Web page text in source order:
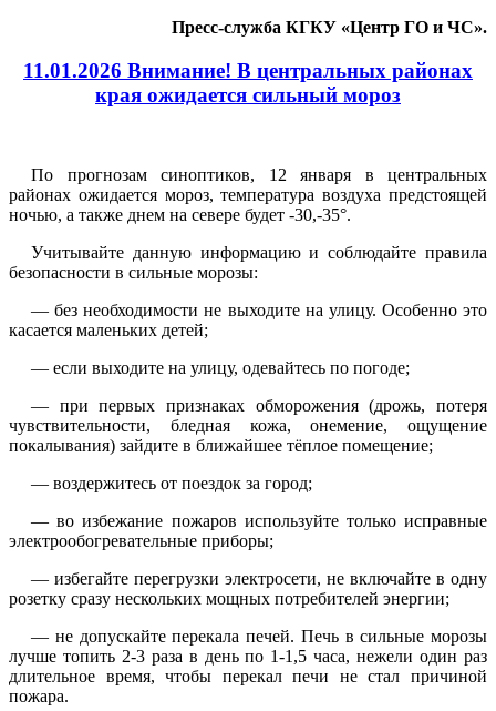
Пресс-служба КГКУ «Центр ГО и ЧС».
11.01.2026 Внимание! В центральных районах
края ожидается сильный мороз
По прогнозам синоптиков, 12 января в центральных
районах ожидается мороз, температура воздуха предстоящей
ночью, а также днем на севере будет -30,-35°.
Учитывайте данную информацию и соблюдайте правила
безопасности в сильные морозы:
— без необходимости не выходите на улицу. Особенно это
касается маленьких детей;
— если выходите на улицу, одевайтесь по погоде;
— при первых признаках обморожения (дрожь, потеря
чувствительности, бледная кожа, онемение, ощущение
покалывания) зайдите в ближайшее тёплое помещение;
— воздержитесь от поездок за город;
— во избежание пожаров используйте только исправные
электрообогревательные приборы;
— избегайте перегрузки электросети, не включайте в одну
розетку сразу нескольких мощных потребителей энергии;
— не допускайте перекала печей. Печь в сильные морозы
лучше топить 2-3 раза в день по 1-1,5 часа, нежели один раз
длительное время, чтобы перекал печи не стал причиной
пожара.